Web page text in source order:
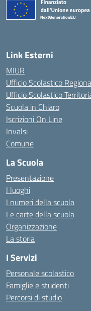
Link Esterni
MIUR
Ufficio Scolastico
Ufficio Scolastico
Scuola in Chiaro
Iscrizioni On Line
Invalsi
Comune
La Scuola
Presentazione
I luoghi
I numeri della scuola
Le carte della scuola
Organizzazione
La storia
I Servizi
Personale scolastico
Famiglie e studenti
Percorsi di studio